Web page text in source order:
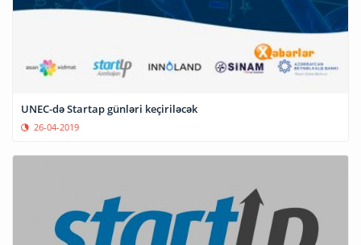
UNEC-də Startap günləri keçiriləcək
26-04-2019